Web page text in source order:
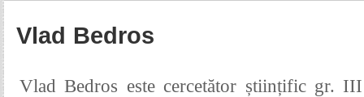
Vlad Bedros
Vlad Bedros este cercetător științific gr.